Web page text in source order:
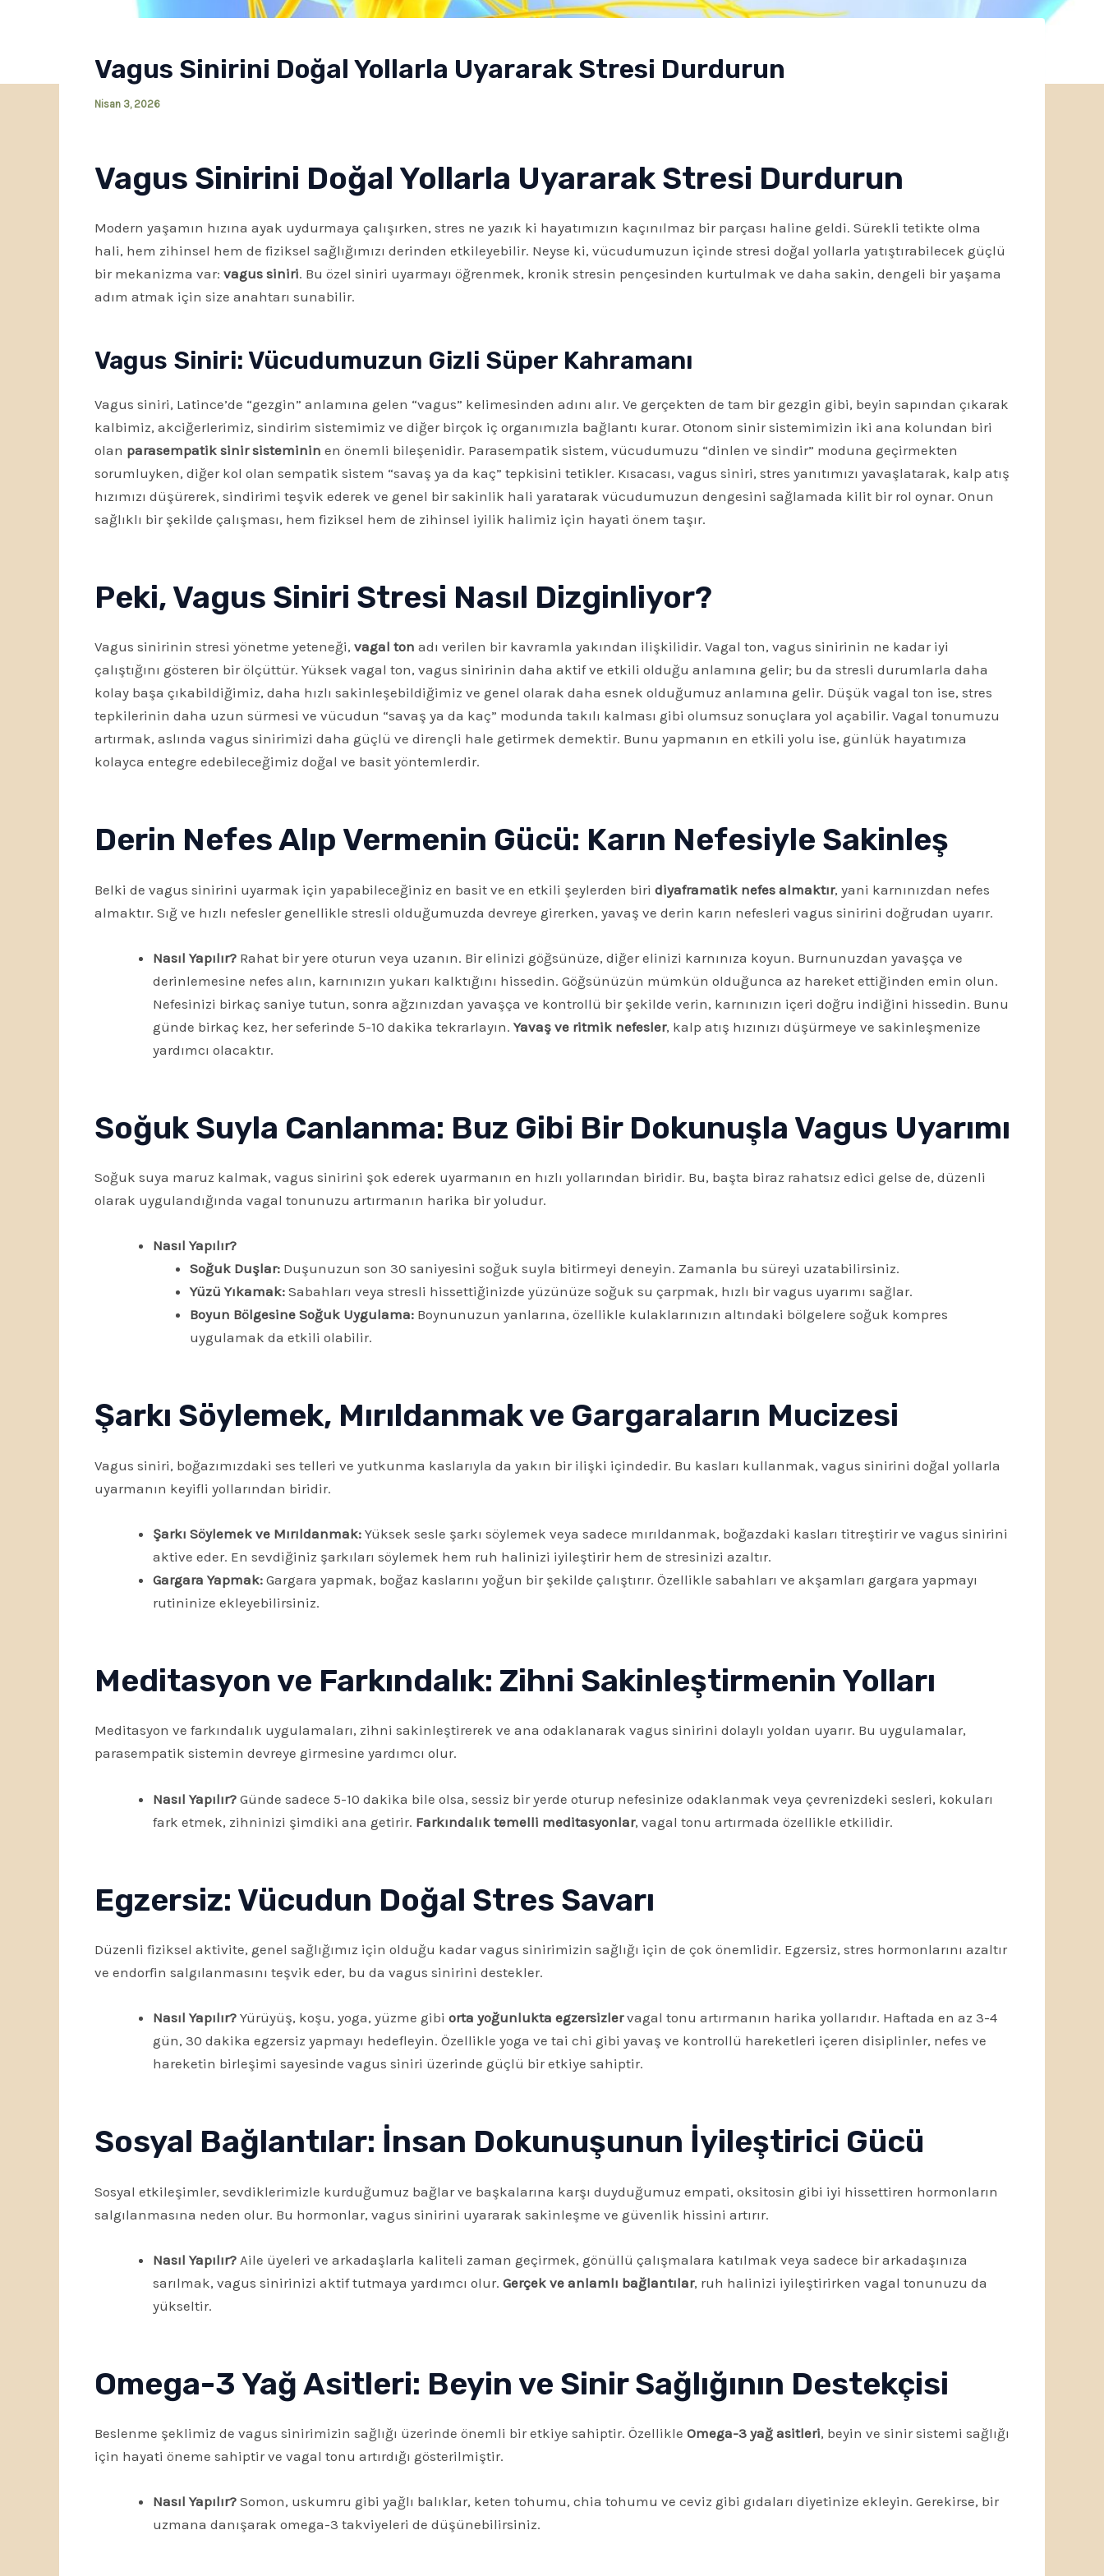
Vagus Sinirini Doğal Yollarla Uyararak Stresi Durdurun
Nisan 3, 2026
Vagus Sinirini Doğal Yollarla Uyararak Stresi Durdurun
Modern yaşamın hızına ayak uydurmaya çalışırken, stres ne yazık ki hayatımızın kaçınılmaz bir parçası haline geldi. Sürekli tetikte olma
hali, hem zihinsel hem de fiziksel sağlığımızı derinden etkileyebilir. Neyse ki, vücudumuzun içinde stresi doğal yollarla yatıştırabilecek güçlü
bir mekanizma var: vagus siniri. Bu özel siniri uyarmayı öğrenmek, kronik stresin pençesinden kurtulmak ve daha sakin, dengeli bir yaşama
adım atmak için size anahtarı sunabilir.
Vagus Siniri: Vücudumuzun Gizli Süper Kahramanı
Vagus siniri, Latince’de “gezgin” anlamına gelen “vagus” kelimesinden adını alır. Ve gerçekten de tam bir gezgin gibi, beyin sapından çıkarak
kalbimiz, akciğerlerimiz, sindirim sistemimiz ve diğer birçok iç organımızla bağlantı kurar. Otonom sinir sistemimizin iki ana kolundan biri
olan parasempatik sinir sisteminin en önemli bileşenidir. Parasempatik sistem, vücudumuzu “dinlen ve sindir” moduna geçirmekten
sorumluyken, diğer kol olan sempatik sistem “savaş ya da kaç” tepkisini tetikler. Kısacası, vagus siniri, stres yanıtımızı yavaşlatarak, kalp atış
hızımızı düşürerek, sindirimi teşvik ederek ve genel bir sakinlik hali yaratarak vücudumuzun dengesini sağlamada kilit bir rol oynar. Onun
sağlıklı bir şekilde çalışması, hem fiziksel hem de zihinsel iyilik halimiz için hayati önem taşır.
Peki, Vagus Siniri Stresi Nasıl Dizginliyor?
Vagus sinirinin stresi yönetme yeteneği, vagal ton adı verilen bir kavramla yakından ilişkilidir. Vagal ton, vagus sinirinin ne kadar iyi
çalıştığını gösteren bir ölçüttür. Yüksek vagal ton, vagus sinirinin daha aktif ve etkili olduğu anlamına gelir; bu da stresli durumlarla daha
kolay başa çıkabildiğimiz, daha hızlı sakinleşebildiğimiz ve genel olarak daha esnek olduğumuz anlamına gelir. Düşük vagal ton ise, stres
tepkilerinin daha uzun sürmesi ve vücudun “savaş ya da kaç” modunda takılı kalması gibi olumsuz sonuçlara yol açabilir. Vagal tonumuzu
artırmak, aslında vagus sinirimizi daha güçlü ve dirençli hale getirmek demektir. Bunu yapmanın en etkili yolu ise, günlük hayatımıza
kolayca entegre edebileceğimiz doğal ve basit yöntemlerdir.
Derin Nefes Alıp Vermenin Gücü: Karın Nefesiyle Sakinleş
Belki de vagus sinirini uyarmak için yapabileceğiniz en basit ve en etkili şeylerden biri diyaframatik nefes almaktır, yani karnınızdan nefes
almaktır. Sığ ve hızlı nefesler genellikle stresli olduğumuzda devreye girerken, yavaş ve derin karın nefesleri vagus sinirini doğrudan uyarır.
Nasıl Yapılır?Rahat bir yere oturun veya uzanın. Bir elinizi göğsünüze, diğer elinizi karnınıza koyun. Burnunuzdan yavaşça ve
derinlemesine nefes alın, karnınızın yukarı kalktığını hissedin. Göğsünüzün mümkün olduğunca az hareket ettiğinden emin olun.
Nefesinizi birkaç saniye tutun, sonra ağzınızdan yavaşça ve kontrollü bir şekilde verin, karnınızın içeri doğru indiğini hissedin. Bunu
günde birkaç kez, her seferinde 5-10 dakika tekrarlayın. Yavaş ve ritmik nefesler, kalp atış hızınızı düşürmeye ve sakinleşmenize
yardımcı olacaktır.
Soğuk Suyla Canlanma: Buz Gibi Bir Dokunuşla Vagus Uyarımı
Soğuk suya maruz kalmak, vagus sinirini şok ederek uyarmanın en hızlı yollarından biridir. Bu, başta biraz rahatsız edici gelse de, düzenli
olarak uygulandığında vagal tonunuzu artırmanın harika bir yoludur.
Nasıl Yapılır?
Soğuk Duşlar: Duşunuzun son 30 saniyesini soğuk suyla bitirmeyi deneyin. Zamanla bu süreyi uzatabilirsiniz.
Yüzü Yıkamak: Sabahları veya stresli hissettiğinizde yüzünüze soğuk su çarpmak, hızlı bir vagus uyarımı sağlar.
Boyun Bölgesine Soğuk Uygulama: Boynunuzun yanlarına, özellikle kulaklarınızın altındaki bölgelere soğuk kompres
uygulamak da etkili olabilir.
Şarkı Söylemek, Mırıldanmak ve Gargaraların Mucizesi
Vagus siniri, boğazımızdaki ses telleri ve yutkunma kaslarıyla da yakın bir ilişki içindedir. Bu kasları kullanmak, vagus sinirini doğal yollarla
uyarmanın keyifli yollarından biridir.
Şarkı Söylemek ve Mırıldanmak:Yüksek sesle şarkı söylemek veya sadece mırıldanmak, boğazdaki kasları titreştirir ve vagus sinirini
aktive eder. En sevdiğiniz şarkıları söylemek hem ruh halinizi iyileştirir hem de stresinizi azaltır.
Gargara Yapmak:Gargara yapmak, boğaz kaslarını yoğun bir şekilde çalıştırır. Özellikle sabahları ve akşamları gargara yapmayı
rutininize ekleyebilirsiniz.
Meditasyon ve Farkındalık: Zihni Sakinleştirmenin Yolları
Meditasyon ve farkındalık uygulamaları, zihni sakinleştirerek ve ana odaklanarak vagus sinirini dolaylı yoldan uyarır. Bu uygulamalar,
parasempatik sistemin devreye girmesine yardımcı olur.
Nasıl Yapılır?Günde sadece 5-10 dakika bile olsa, sessiz bir yerde oturup nefesinize odaklanmak veya çevrenizdeki sesleri, kokuları
fark etmek, zihninizi şimdiki ana getirir. Farkındalık temelli meditasyonlar, vagal tonu artırmada özellikle etkilidir.
Egzersiz: Vücudun Doğal Stres Savarı
Düzenli fiziksel aktivite, genel sağlığımız için olduğu kadar vagus sinirimizin sağlığı için de çok önemlidir. Egzersiz, stres hormonlarını azaltır
ve endorfin salgılanmasını teşvik eder, bu da vagus sinirini destekler.
Nasıl Yapılır?Yürüyüş, koşu, yoga, yüzme gibi orta yoğunlukta egzersizlervagal tonu artırmanın harika yollarıdır. Haftada en az 3-4
gün, 30 dakika egzersiz yapmayı hedefleyin. Özellikle yoga ve tai chi gibi yavaş ve kontrollü hareketleri içeren disiplinler, nefes ve
hareketin birleşimi sayesinde vagus siniri üzerinde güçlü bir etkiye sahiptir.
Sosyal Bağlantılar: İnsan Dokunuşunun İyileştirici Gücü
Sosyal etkileşimler, sevdiklerimizle kurduğumuz bağlar ve başkalarına karşı duyduğumuz empati, oksitosin gibi iyi hissettiren hormonların
salgılanmasına neden olur. Bu hormonlar, vagus sinirini uyararak sakinleşme ve güvenlik hissini artırır.
Nasıl Yapılır?Aile üyeleri ve arkadaşlarla kaliteli zaman geçirmek, gönüllü çalışmalara katılmak veya sadece bir arkadaşınıza
sarılmak, vagus sinirinizi aktif tutmaya yardımcı olur. Gerçek ve anlamlı bağlantılar, ruh halinizi iyileştirirken vagal tonunuzu da
yükseltir.
Omega-3 Yağ Asitleri: Beyin ve Sinir Sağlığının Destekçisi
Beslenme şeklimiz de vagus sinirimizin sağlığı üzerinde önemli bir etkiye sahiptir. Özellikle Omega-3 yağ asitleri, beyin ve sinir sistemi sağlığı
için hayati öneme sahiptir ve vagal tonu artırdığı gösterilmiştir.
Nasıl Yapılır?Somon, uskumru gibi yağlı balıklar, keten tohumu, chia tohumu ve ceviz gibi gıdaları diyetinize ekleyin. Gerekirse, bir
uzmana danışarak omega-3 takviyeleri de düşünebilirsiniz.